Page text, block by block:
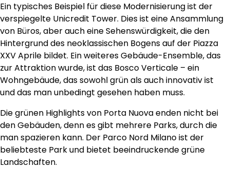
Ein typisches Beispiel für diese Modernisierung ist der
verspiegelte Unicredit Tower. Dies ist eine Ansammlung
von Büros, aber auch eine Sehenswürdigkeit, die den
Hintergrund des neoklassischen Bogens auf der Piazza
XXV Aprile bildet. Ein weiteres Gebäude-Ensemble, das
zur Attraktion wurde, ist das Bosco Verticale – ein
Wohngebäude, das sowohl grün als auch innovativ ist
und das man unbedingt gesehen haben muss.
Die grünen Highlights von Porta Nuova enden nicht bei
den Gebäuden, denn es gibt mehrere Parks, durch die
man spazieren kann. Der Parco Nord Milano ist der
beliebteste Park und bietet beeindruckende grüne
Landschaften.